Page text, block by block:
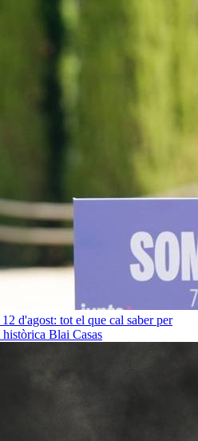
d'agost: tot el que cal saber per
Blai Casas